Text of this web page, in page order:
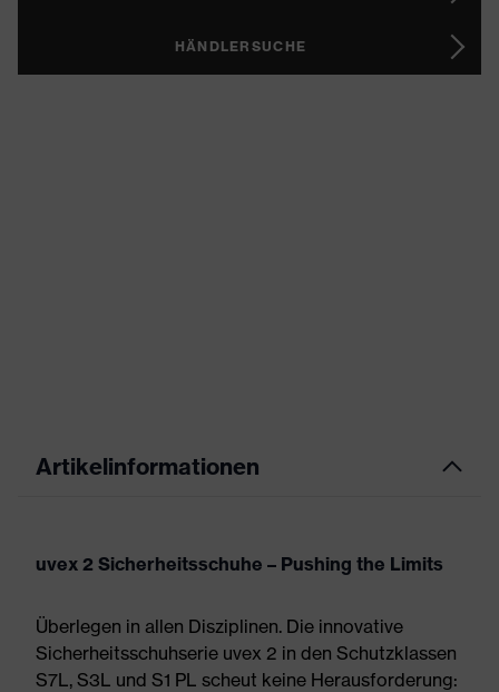
HÄNDLERSUCHE
Artikelinformationen
uvex 2 Sicherheitsschuhe – Pushing the Limits
Überlegen in allen Disziplinen. Die innovative
Sicherheitsschuhserie uvex 2 in den Schutzklassen
S7L, S3L und S1 PL scheut keine Herausforderung: